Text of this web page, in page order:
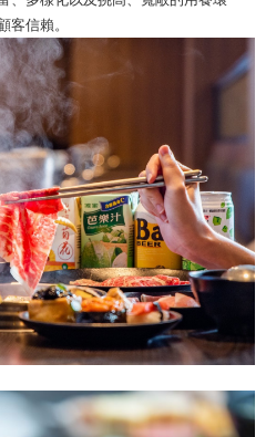
客信賴。